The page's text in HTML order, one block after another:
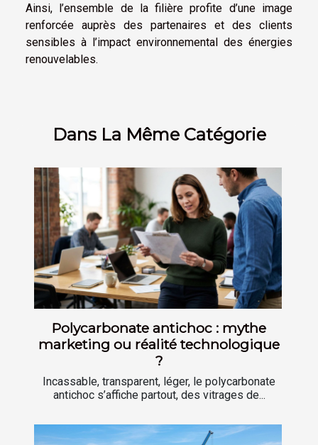
Ainsi, l’ensemble de la filière profite d’une image
renforcée auprès des partenaires et des clients
sensibles à l’impact environnemental des énergies
renouvelables.
Dans La Même Catégorie
Polycarbonate antichoc : mythe
marketing ou réalité technologique
?
Incassable, transparent, léger, le polycarbonate
antichoc s’affiche partout, des vitrages de...